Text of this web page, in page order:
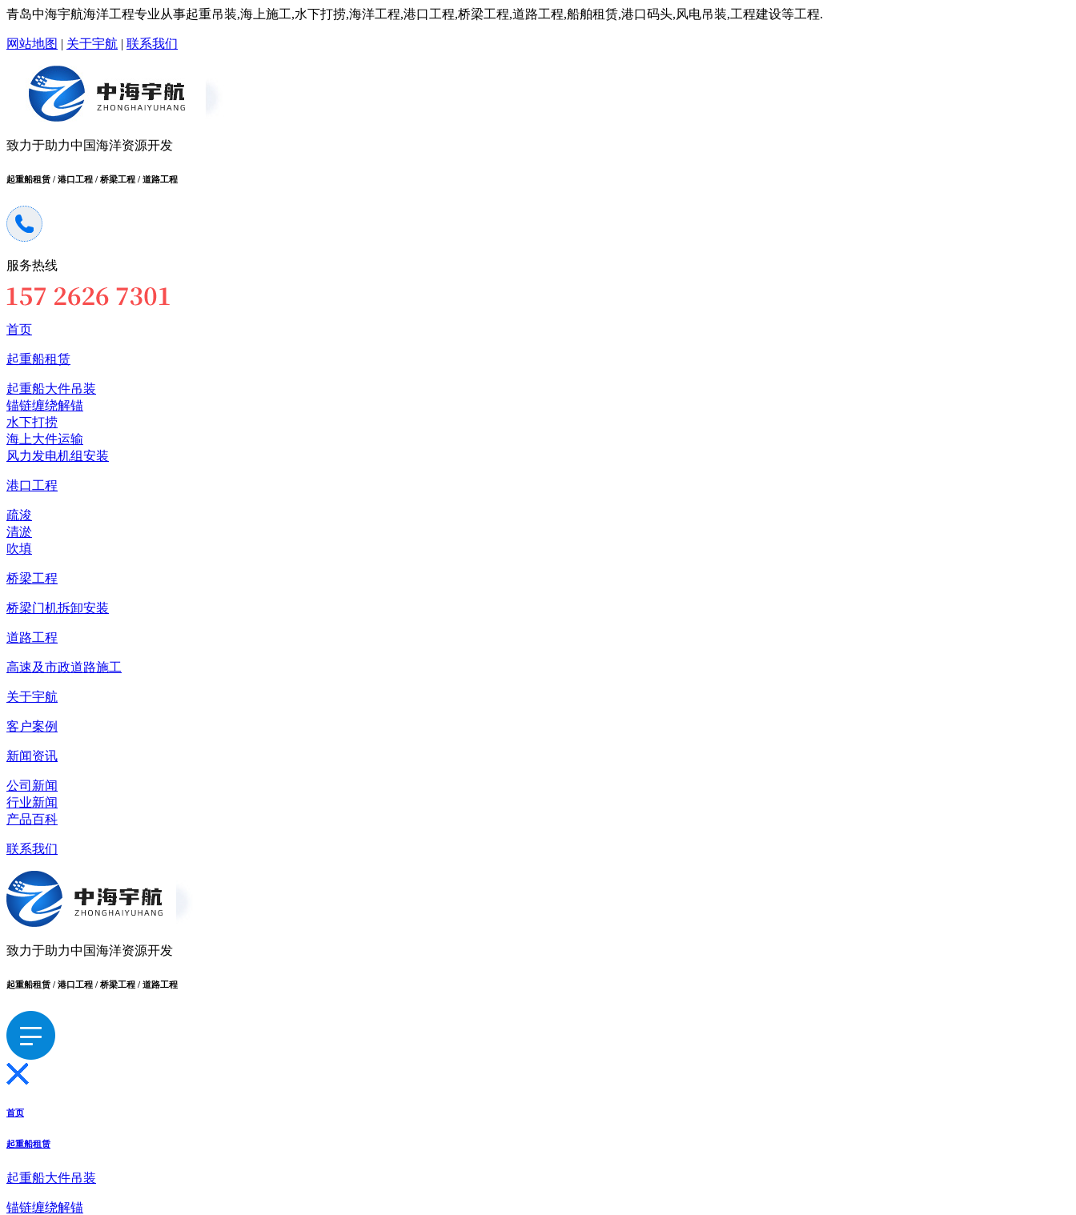
青岛中海宇航海洋工程专业从事起重吊装,海上施工,水下打捞,海洋工程,港口工程,桥梁工程,道路工程,船舶租赁,港口码头,风电吊装,工程建设等工程.
网站地图 | 关于宇航 | 联系我们
致力于助力中国海洋资源开发
起重船租赁 / 港口工程 / 桥梁工程 / 道路工程
服务热线
首页
起重船租赁
起重船大件吊装
锚链缠绕解锚
水下打捞
海上大件运输
风力发电机组安装
港口工程
疏浚
清淤
吹填
桥梁工程
桥梁门机拆卸安装
道路工程
高速及市政道路施工
关于宇航
客户案例
新闻资讯
公司新闻
行业新闻
产品百科
联系我们
致力于助力中国海洋资源开发
起重船租赁 / 港口工程 / 桥梁工程 / 道路工程
首页
起重船租赁
起重船大件吊装
锚链缠绕解锚